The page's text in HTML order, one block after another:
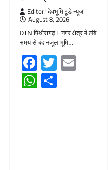
Editor "देवभूमि टूडे न्यूज"
August 8, 2026
DTN पिथौरागढ़। नगर क्षेत्र में लंबे
समय से बंद नजूल भूमि…
Facebook
Twitter
WhatsApp